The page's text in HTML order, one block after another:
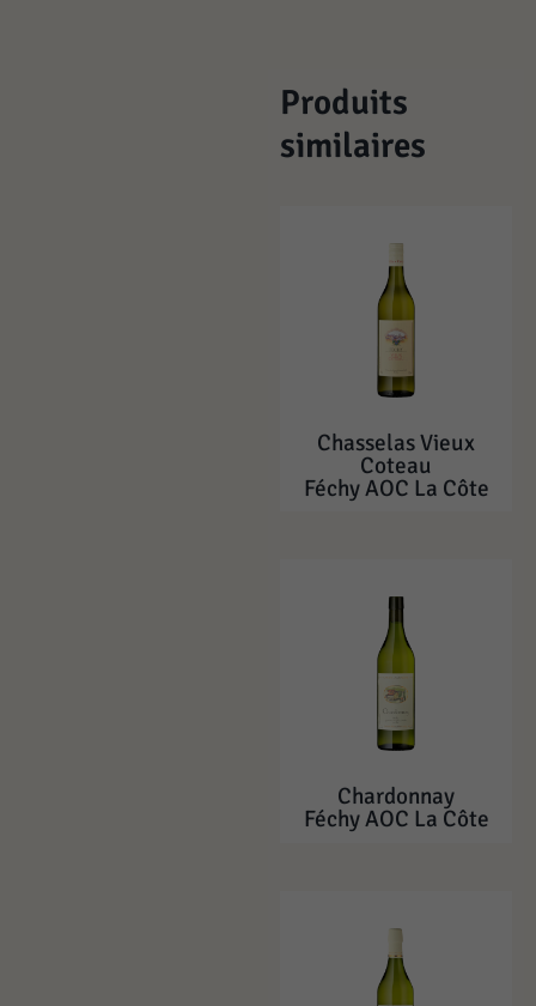
Produits
similaires
Chasselas Vieux
Coteau
Féchy AOC La Côte
Chardonnay
Féchy AOC La Côte